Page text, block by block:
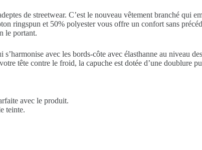
de streetwear. C’est le nouveau vêtement branché
ringspun et 50% polyestervous offre un confort sans
le portant.
avec les bords-côte avec élasthanne au niveau
tête contre le froid, la capuche est dotée d’une doublure
avec le produit.
teinte.